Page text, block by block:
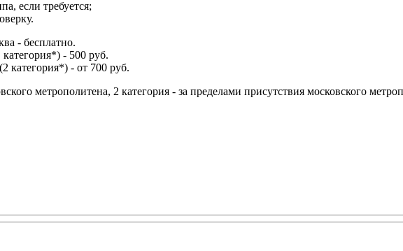
если требуется;
- бесплатно.
- 500 руб.
категория*) - от 700 руб.
метрополитена, 2 категория - за пределами присутствия московского